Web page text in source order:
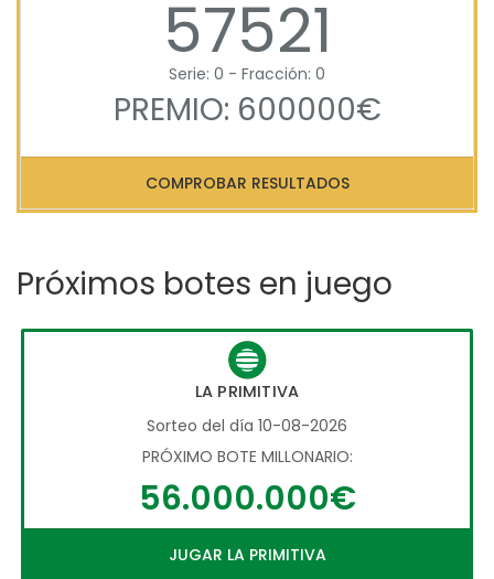
57521
Serie: 0 - Fracción: 0
PREMIO: 600000€
COMPROBAR RESULTADOS
Próximos botes en juego
LA PRIMITIVA
Sorteo del día 10-08-2026
PRÓXIMO BOTE MILLONARIO:
56.000.000€
JUGAR LA PRIMITIVA